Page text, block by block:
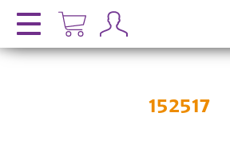
152517